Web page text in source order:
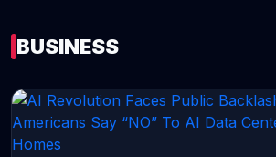
CONTINUE READING →
BUSINESS